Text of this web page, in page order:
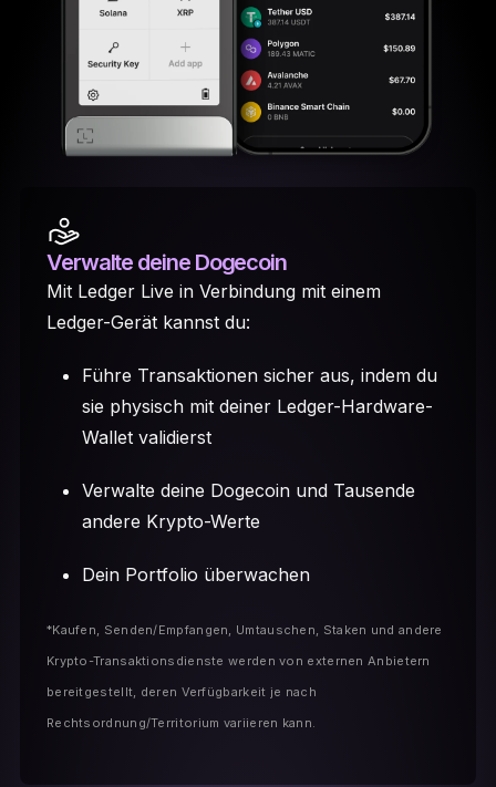
Verwalte deine Dogecoin
Mit Ledger Live in Verbindung mit einem
Ledger-Gerät kannst du:
Führe Transaktionen sicher aus, indem du
sie physisch mit deiner Ledger-Hardware-
Wallet validierst
Verwalte deine Dogecoin und Tausende
andere Krypto-Werte
Dein Portfolio überwachen
*Kaufen, Senden/Empfangen, Umtauschen, Staken und andere
Krypto-Transaktionsdienste werden von externen Anbietern
bereitgestellt, deren Verfügbarkeit je nach
Rechtsordnung/Territorium variieren kann.